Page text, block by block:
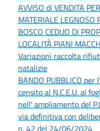
AVVISO di VENDITA
MATERIALE LEGNOSO
BOSCO CEDUO DI
LOCALITÀ PIANI
Variazioni raccolta
natalizie
BANDO PUBBLICO
censito al N.C.E.U. al
nell' ampliamento del
via definitiva con
n. 42 del 24/06/2024